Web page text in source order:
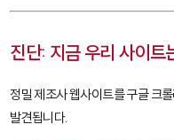
진단: 지금 우리 사이트
정밀 제조사 웹사이트를 구글 크
발견됩니다.